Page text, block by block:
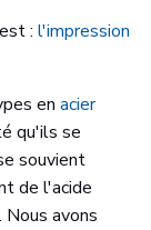
: l'impression
en acier
qu'ils se
souvient
de l'acide
Nous avons